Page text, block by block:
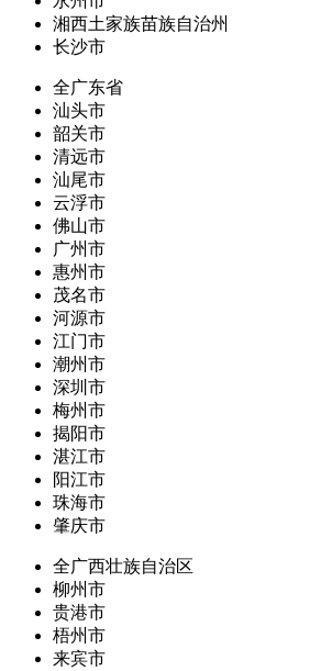
湘西土家族苗族自治州
长沙市
全广东省
汕头市
韶关市
清远市
汕尾市
云浮市
佛山市
广州市
惠州市
茂名市
河源市
江门市
潮州市
深圳市
梅州市
揭阳市
湛江市
阳江市
珠海市
肇庆市
全广西壮族自治区
柳州市
贵港市
梧州市
来宾市